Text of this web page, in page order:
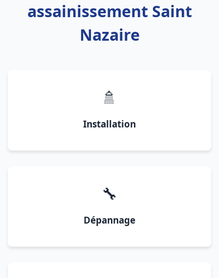
assainissement Saint
Nazaire
🚿
Installation
🔧
Dépannage